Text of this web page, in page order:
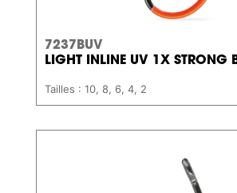
7237BUV
LIGHT INLINE UV 1X STRONG
Tailles : 10, 8, 6, 4, 2